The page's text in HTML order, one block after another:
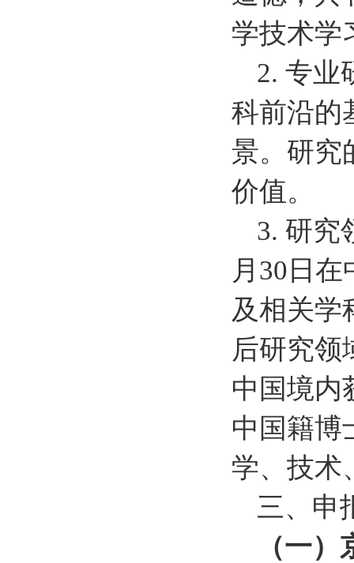
学技术学
2. 专业
科前沿的
景。研究
价值。
3. 研究
月30日
及相关学
后研究领
中国境内
中国籍博
学、技术
三、申
（一）